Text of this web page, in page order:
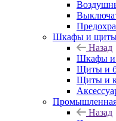
Шкафы и
Назад
Шкафы
Щиты и
Щиты и
Промышленная
Назад